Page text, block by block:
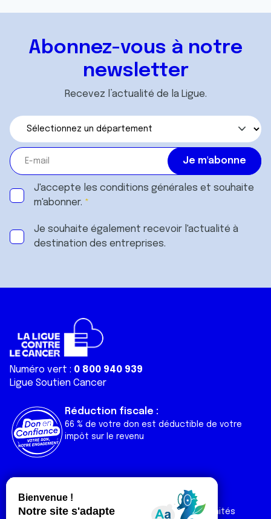
Abonnez-vous à notre
newsletter
Recevez l’actualité de la Ligue.
J'accepte les conditions générales et souhaite
m'abonner.
Je souhaite également recevoir l'actualité à
destination des entreprises.
Numéro vert : 0 800 940 939
Ligue Soutien Cancer
Réduction fiscale :
66 % de votre don est déductible de votre
impôt sur le revenu
Liens utiles
Nos actualités
Nos publications
Espace Ligue & comités